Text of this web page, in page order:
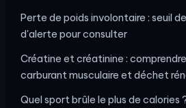
Perte de poids involontaire : seuil
d'alerte pour consulter
Créatine et créatinine :
carburant musculaire et déchet
Quel sport brûle le plus de calories